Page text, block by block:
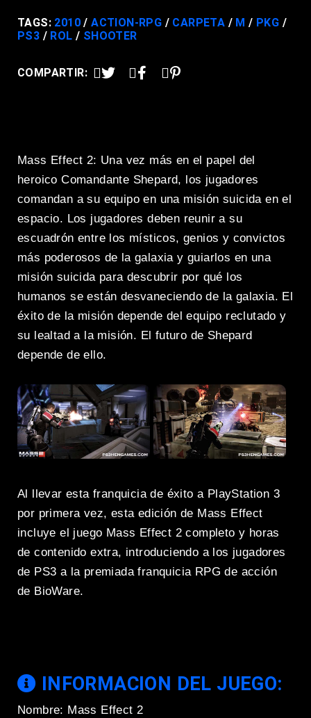
TAGS: 2010 ACTION-RPG CARPETA M
PKG
PS3
ROL SHOOTER
COMPARTIR:
Mass Effect 2: Una vez más en el papel del
heroico Comandante Shepard, los jugadores
comandan a su equipo en una misión suicida en el
espacio. Los jugadores deben reunir a su
escuadrón entre los místicos, genios y convictos
más poderosos de la galaxia y guiarlos en una
misión suicida para descubrir por qué los
humanos se están desvaneciendo de la galaxia. El
éxito de la misión depende del equipo reclutado y
su lealtad a la misión. El futuro de Shepard
depende de ello.
Al llevar esta franquicia de éxito a PlayStation 3
por primera vez, esta edición de Mass Effect
incluye el juego Mass Effect 2 completo y horas
de contenido extra, introduciendo a los jugadores
de PS3 a la premiada franquicia RPG de acción
de BioWare.
INFORMACION DEL JUEGO:
Nombre: Mass Effect 2